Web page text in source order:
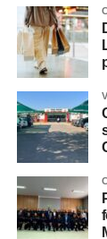
Minas
Rio de
Rio
Bahia
Do total de
estética,
O grupo